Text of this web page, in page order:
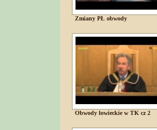
Zmiany PŁ obwody
Obwody łowieckie w TK cz 2